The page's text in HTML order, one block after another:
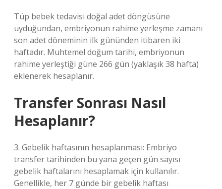
Tüp bebek tedavisi doğal adet döngüsüne
uyduğundan, embriyonun rahime yerleşme zamanı
son adet döneminin ilk gününden itibaren iki
haftadır. Muhtemel doğum tarihi, embriyonun
rahime yerleştiği güne 266 gün (yaklaşık 38 hafta)
eklenerek hesaplanır.
Transfer Sonrası Nasıl
Hesaplanır?
3. Gebelik haftasının hesaplanması: Embriyo
transfer tarihinden bu yana geçen gün sayısı
gebelik haftalarını hesaplamak için kullanılır.
Genellikle, her 7 günde bir gebelik haftası